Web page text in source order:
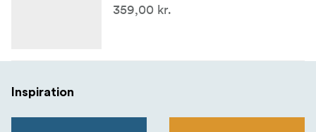
359,00 kr.
Inspiration